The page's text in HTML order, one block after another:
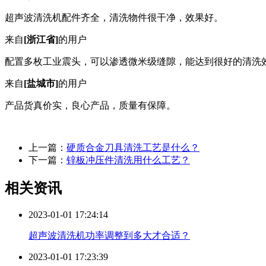
超声波清洗机配件齐全，清洗物件很干净，效果好。
来自[浙江省]的用户
配置多枚工业震头，可以渗透微米级缝隙，能达到很好的清洗
来自[盐城市]的用户
产品货真价实，良心产品，质量有保障。
上一篇： 硬质合金刀具清洗工艺是什么？
下一篇： 锌板冲压件清洗用什么工艺？
相关资讯
2023-01-01 17:24:14
超声波清洗机功率调整到多大才合适？
2023-01-01 17:23:39